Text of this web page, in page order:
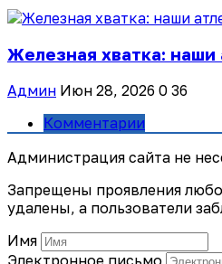
Железная хватка: наши
Админ Июн 28, 2026 0 36
Комментарии
Администрация сайта не
Запрещены проявления
удалены, а пользователи
Имя
Электронное письмо